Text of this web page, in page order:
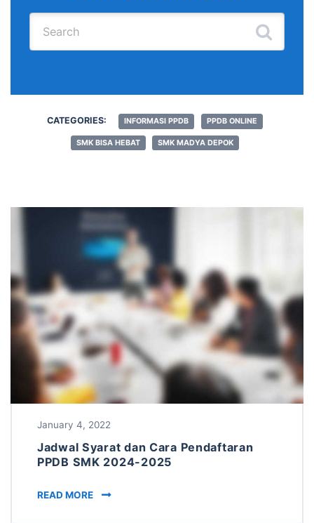
CATEGORIES: INFORMASI PPDB PPDB ONLINE
SMK BISA HEBAT SMK MADYA DEPOK
January 4, 2022
Jadwal Syarat dan Cara Pendaftaran
PPDB SMK 2024-2025
READ MORE JADWAL SYARAT DAN CARA PENDAFTARAN